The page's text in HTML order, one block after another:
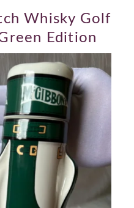
Whisky Golf
Edition